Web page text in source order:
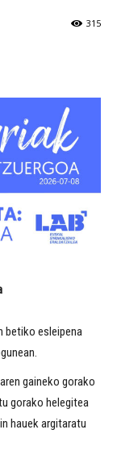
315
betiko esleipena
gaineko gorako
gorako helegitea
hauek argitaratu